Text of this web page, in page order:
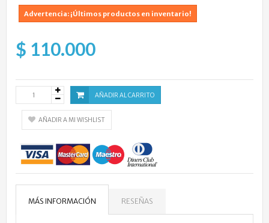
Advertencia: ¡Últimos productos en inventario!
$ 110.000
AÑADIR AL CARRITO
AÑADIR A MI WISHLIST
MÁS INFORMACIÓN RESEÑAS